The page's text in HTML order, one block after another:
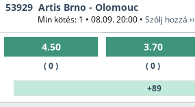
53929 Artis Brno - Olomouc
Min kötés: 1 • 08.09. 20:00 • Szólj hozzá ››
4.50
( 0 )
3.70
( 0 )
+89